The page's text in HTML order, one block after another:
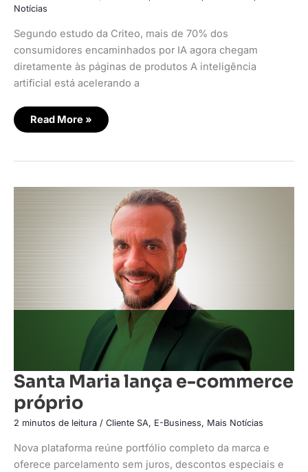
Notícias
Segundo estudo da Criteo, mais de 70% dos
consumidores encaminhados por IA agora chegam
diretamente às páginas de produtos A inteligência
artificial está acelerando a
Read More »
Santa Maria lança e-commerce
próprio
2 minutos de leitura / Cliente SA, E-Business, Mais Notícias
Nova plataforma reúne portfólio completo da marca e
oferece parcelamento sem juros, descontos especiais e
Santa